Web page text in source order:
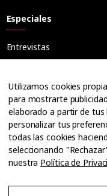
Especiales
Entrevistas
Ópticos
Cuadernos
Guías
Dossier
Anuarios
Ofertas de empleo
Utilizamos cookies
para mostrarte
elaborado a partir de tus
personalizar tus
todas las cookies
seleccionando
nuestra Política de